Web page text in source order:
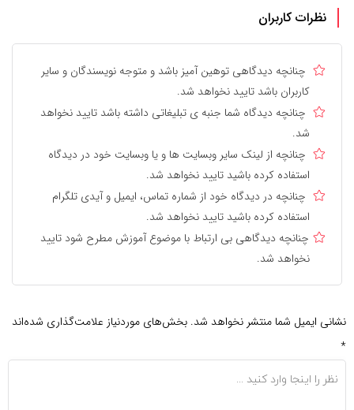
نظرات کاربران
چنانچه دیدگاهی توهین آمیز باشد و متوجه نویسندگان و سایر
کاربران باشد تایید نخواهد شد.
چنانچه دیدگاه شما جنبه ی تبلیغاتی داشته باشد تایید نخواهد
شد.
چنانچه از لینک سایر وبسایت ها و یا وبسایت خود در دیدگاه
استفاده کرده باشید تایید نخواهد شد.
چنانچه در دیدگاه خود از شماره تماس، ایمیل و آیدی تلگرام
استفاده کرده باشید تایید نخواهد شد.
چنانچه دیدگاهی بی ارتباط با موضوع آموزش مطرح شود تایید
نخواهد شد.
نشانی ایمیل شما منتشر نخواهد شد. بخش‌های موردنیاز علامت‌گذاری شده‌اند
*